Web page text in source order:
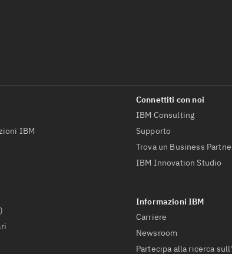
IBM
IBM Consulting
Supporto
Trova un Business
IBM Innovation Studio
Carriere
Newsroom
Partecipa alla ricerca